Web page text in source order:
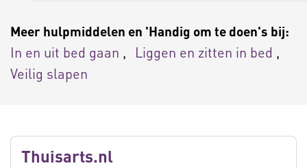
Meer hulpmiddelen en 'Handig om te doen's bij:
In en uit bed gaan
Liggen en zitten in bed
Veilig slapen
Thuisarts.nl